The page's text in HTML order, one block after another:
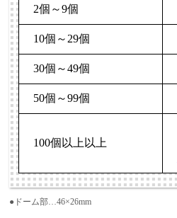
2個～9個
10個～29個
30個～49個
50個～99個
100個以上以上
●ドーム部…46×26mm